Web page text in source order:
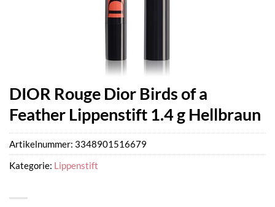
DIOR Rouge Dior Birds of a
Feather Lippenstift 1.4 g Hellbraun
Artikelnummer: 3348901516679
Kategorie: Lippenstift